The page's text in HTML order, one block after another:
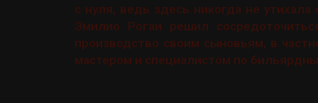
с нуля, ведь здесь никогда не
Эмилио Рогаи решил
производство своим сыновьям, в
мастером и специалистом по